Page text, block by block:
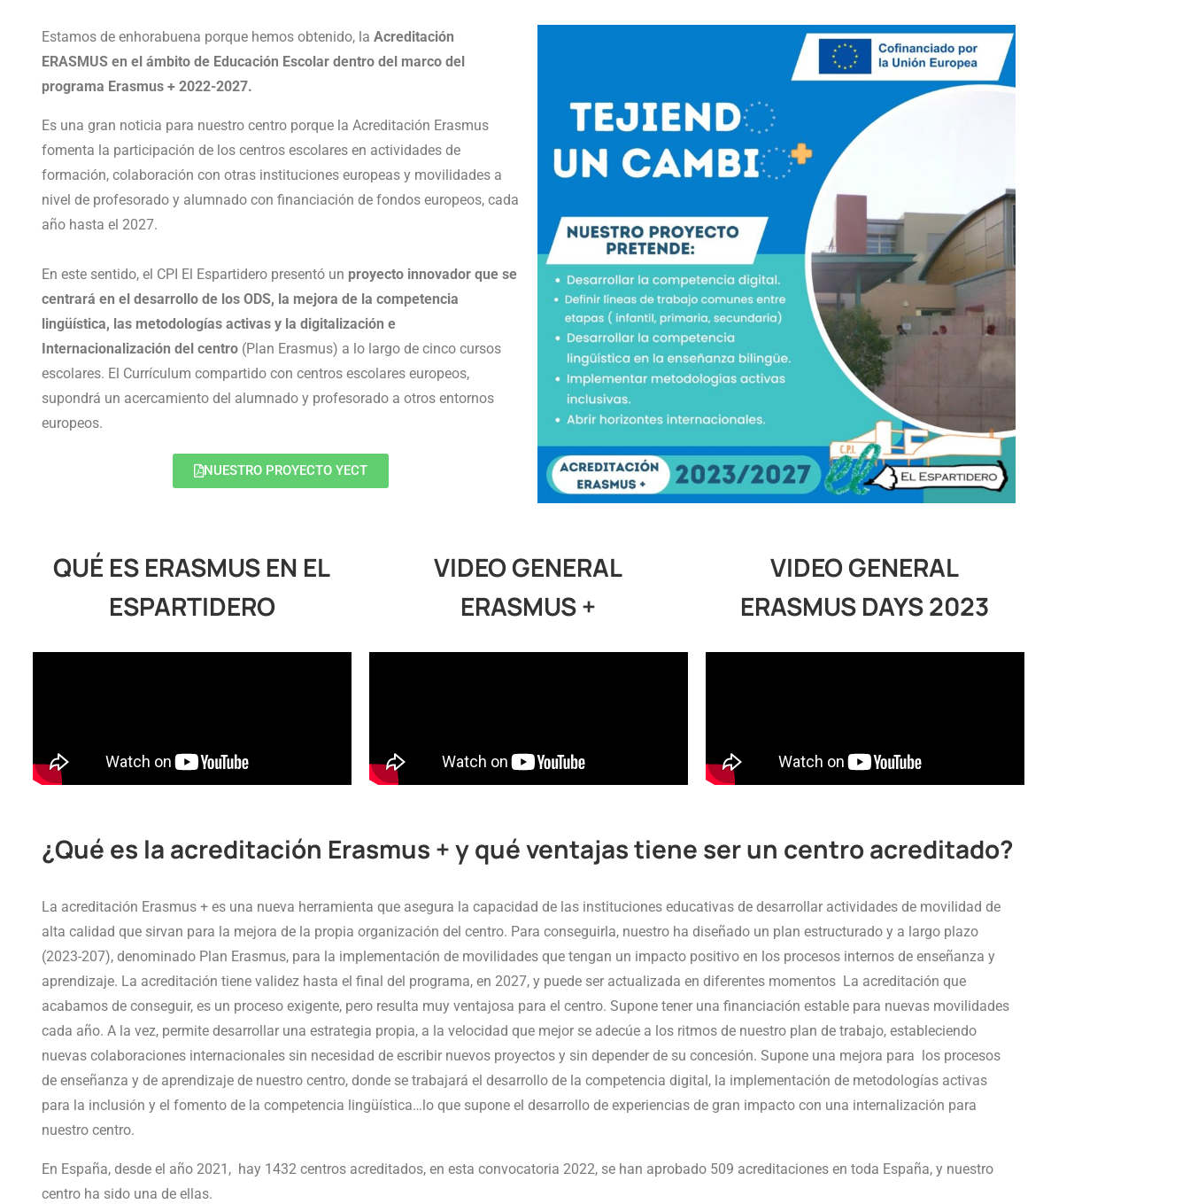
Estamos de enhorabuena porque hemos obtenido, la Acreditación
ERASMUS en el ámbito de Educación Escolar dentro del marco del
programa Erasmus + 2022-2027.
Es una gran noticia para nuestro centro porque la Acreditación Erasmus
fomenta la participación de los centros escolares en actividades de
formación, colaboración con otras instituciones europeas y movilidades a
nivel de profesorado y alumnado con financiación de fondos europeos, cada
año hasta el 2027.
En este sentido, el CPI El Espartidero presentó un proyecto innovador que se
centrará en el desarrollo de los ODS, la mejora de la competencia
lingüística, las metodologías activas y la digitalización e
Internacionalización del centro (Plan Erasmus) a lo largo de cinco cursos
escolares. El Currículum compartido con centros escolares europeos,
supondrá un acercamiento del alumnado y profesorado a otros entornos
europeos.
NUESTRO PROYECTO YECT
QUÉ ES ERASMUS EN EL
ESPARTIDERO
VIDEO GENERAL
ERASMUS +
VIDEO GENERAL
ERASMUS DAYS 2023
¿Qué es la acreditación Erasmus + y qué ventajas tiene ser un centro acreditado?
La acreditación Erasmus + es una nueva herramienta que asegura la capacidad de las instituciones educativas de desarrollar actividades de movilidad de
alta calidad que sirvan para la mejora de la propia organización del centro. Para conseguirla, nuestro ha diseñado un plan estructurado y a largo plazo
(2023-207), denominado Plan Erasmus, para la implementación de movilidades que tengan un impacto positivo en los procesos internos de enseñanza y
aprendizaje. La acreditación tiene validez hasta el final del programa, en 2027, y puede ser actualizada en diferentes momentos La acreditación que
acabamos de conseguir, es un proceso exigente, pero resulta muy ventajosa para el centro. Supone tener una financiación estable para nuevas movilidades
cada año. A la vez, permite desarrollar una estrategia propia, a la velocidad que mejor se adecúe a los ritmos de nuestro plan de trabajo, estableciendo
nuevas colaboraciones internacionales sin necesidad de escribir nuevos proyectos y sin depender de su concesión. Supone una mejora para los procesos
de enseñanza y de aprendizaje de nuestro centro, donde se trabajará el desarrollo de la competencia digital, la implementación de metodologías activas
para la inclusión y el fomento de la competencia lingüística…lo que supone el desarrollo de experiencias de gran impacto con una internalización para
nuestro centro.
En España, desde el año 2021, hay 1432 centros acreditados, en esta convocatoria 2022, se han aprobado 509 acreditaciones en toda España, y nuestro
centro ha sido una de ellas.